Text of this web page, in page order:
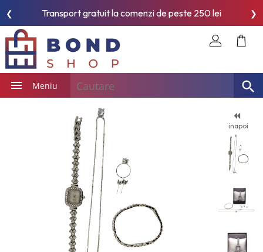
Transport gratuit la comenzi de peste 250 lei
❮ ❯
Meniu
inapoi